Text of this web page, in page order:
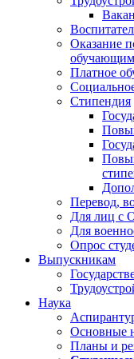
Оказание
Платное
Стипендия
Перевод,
Для лиц с
Для
Опрос
Выпускникам
Наука
Основные
Планы и